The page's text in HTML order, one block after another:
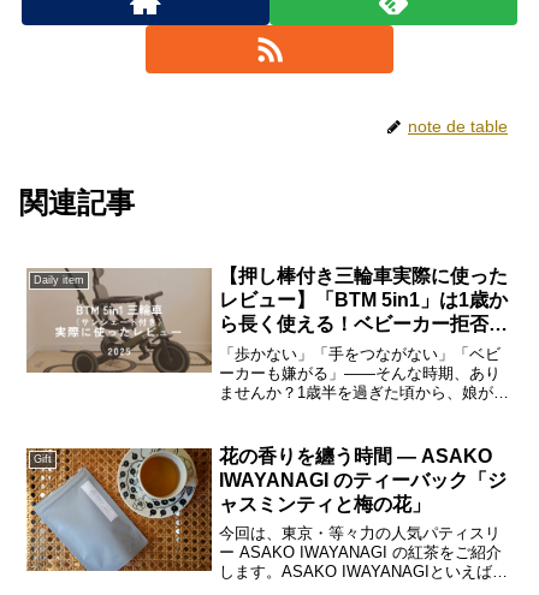
note de table
関連記事
Daily item
【押し棒付き三輪車実際に使った
レビュー】「BTM 5in1」は1歳か
ら長く使える！ベビーカー拒否期
にぴったり
「歩かない」「手をつながない」「ベビ
ーカーも嫌がる」——そんな時期、あり
ませんか？1歳半を過ぎた頃から、娘がベ
つなぐのも拒否。道を歩いていても急に
走り出すので、毎日の外...
Gift
花の香りを纏う時間 ― ASAKO
IWAYANAGI のティーバック「ジ
ャスミンティと梅の花」
今回は、東京・等々力の人気パティスリ
ー ASAKO IWAYANAGI の紅茶をご紹介
します。ASAKO IWAYANAGIといえば美